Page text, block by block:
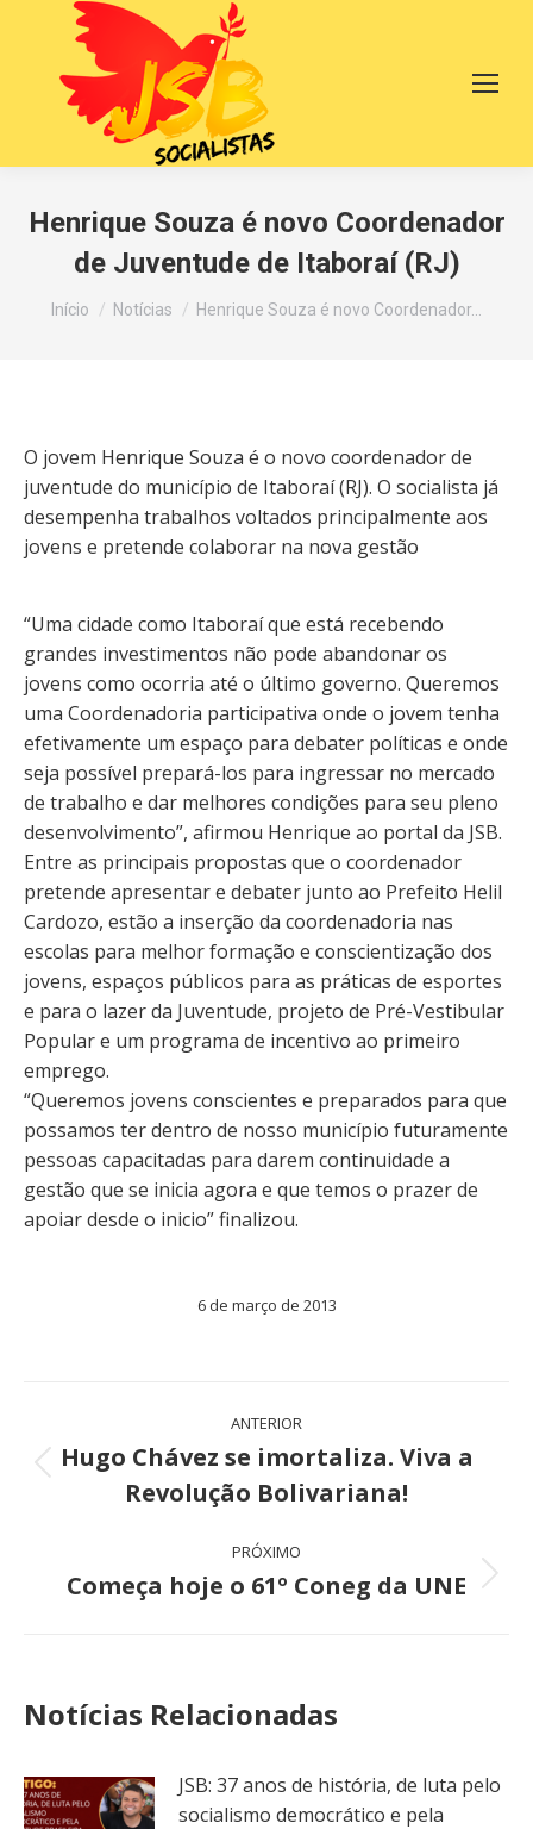
Henrique Souza é novo Coordenador
de Juventude de Itaboraí (RJ)
Você está aqui:
Início Notícias Henrique Souza é novo Coordenador…
O jovem Henrique Souza é o novo coordenador de
juventude do município de Itaboraí (RJ). O socialista já
desempenha trabalhos voltados principalmente aos
jovens e pretende colaborar na nova gestão
“Uma cidade como Itaboraí que está recebendo
grandes investimentos não pode abandonar os
jovens como ocorria até o último governo. Queremos
uma Coordenadoria participativa onde o jovem tenha
efetivamente um espaço para debater políticas e onde
seja possível prepará-los para ingressar no mercado
de trabalho e dar melhores condições para seu pleno
desenvolvimento”, afirmou Henrique ao portal da JSB.
Entre as principais propostas que o coordenador
pretende apresentar e debater junto ao Prefeito Helil
Cardozo, estão a inserção da coordenadoria nas
escolas para melhor formação e conscientização dos
jovens, espaços públicos para as práticas de esportes
e para o lazer da Juventude, projeto de Pré-Vestibular
Popular e um programa de incentivo ao primeiro
emprego.
“Queremos jovens conscientes e preparados para que
possamos ter dentro de nosso município futuramente
pessoas capacitadas para darem continuidade a
gestão que se inicia agora e que temos o prazer de
apoiar desde o inicio” finalizou.
6 de março de 2013
Navegação
de
ANTERIOR
Post
anterior:
Hugo Chávez se imortaliza. Viva a
Revolução Bolivariana!
PRÓXIMO
Próximo
Começa hoje o 61º Coneg da UNE
Notícias Relacionadas
JSB: 37 anos de história, de luta pelo
socialismo democrático e pela